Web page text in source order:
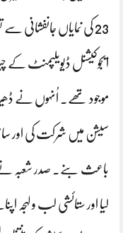
23 کی نمایاں جانفشانی
ایجوکیشنل ڈیویلپمنٹ کے
موجود تھے۔ اُنہوں نے
سیشن میں شرکت کی اور
باعث بنے۔ صدر شعبہ نے
لیا اور ستائشی لب و لہجہ